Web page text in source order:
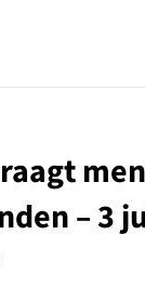
– 3